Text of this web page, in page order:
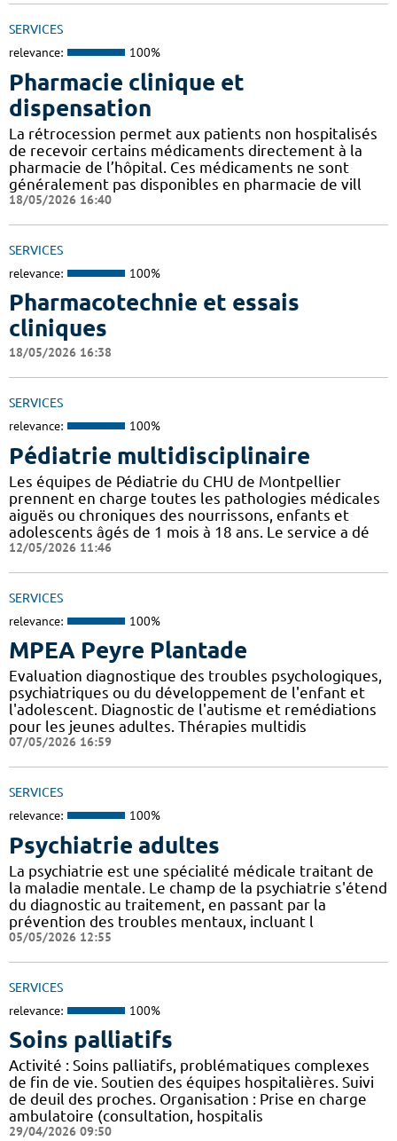
SERVICES
relevance: 100%
Pharmacie clinique et
dispensation
La rétrocession permet aux patients non hospitalisés
de recevoir certains médicaments directement à la
pharmacie de l’hôpital. Ces médicaments ne sont
généralement pas disponibles en pharmacie de vill
18/05/2026 16:40
SERVICES
relevance: 100%
Pharmacotechnie et essais
cliniques
18/05/2026 16:38
SERVICES
relevance: 100%
Pédiatrie multidisciplinaire
Les équipes de Pédiatrie du CHU de Montpellier
prennent en charge toutes les pathologies médicales
aiguës ou chroniques des nourrissons, enfants et
adolescents âgés de 1 mois à 18 ans. Le service a dé
12/05/2026 11:46
SERVICES
relevance: 100%
MPEA Peyre Plantade
Evaluation diagnostique des troubles psychologiques,
psychiatriques ou du développement de l'enfant et
l'adolescent. Diagnostic de l'autisme et remédiations
pour les jeunes adultes. Thérapies multidis
07/05/2026 16:59
SERVICES
relevance: 100%
Psychiatrie adultes
La psychiatrie est une spécialité médicale traitant de
la maladie mentale. Le champ de la psychiatrie s'étend
du diagnostic au traitement, en passant par la
prévention des troubles mentaux, incluant l
05/05/2026 12:55
SERVICES
relevance: 100%
Soins palliatifs
Activité : Soins palliatifs, problématiques complexes
de fin de vie. Soutien des équipes hospitalières. Suivi
de deuil des proches. Organisation : Prise en charge
ambulatoire (consultation, hospitalis
29/04/2026 09:50